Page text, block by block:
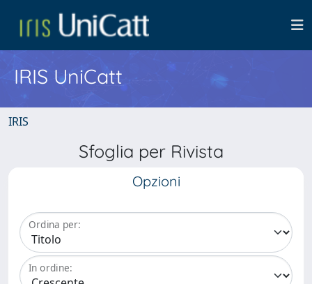
IRIS UniCatt
IRIS
Sfoglia per Rivista
Opzioni
Ordina per:
In ordine: